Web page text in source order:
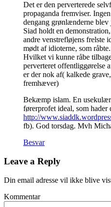
Det er den perverterede
propaganda fremviser.
dengang grønlænderne blev
Siad holdt en
andre venstrefløjens frelste
mødt af idioterne, som
Hvilket vi kunne råbe
perverteret offentliggørelse
er der nok af( kalkede
fremhæver)
Bekæmp islam. En
førerprofet ideal, som hader
http://
fb). God torsdag. Mvh
Besvar
Leave a Reply
Din email adresse vil ikke blive
Kommentar